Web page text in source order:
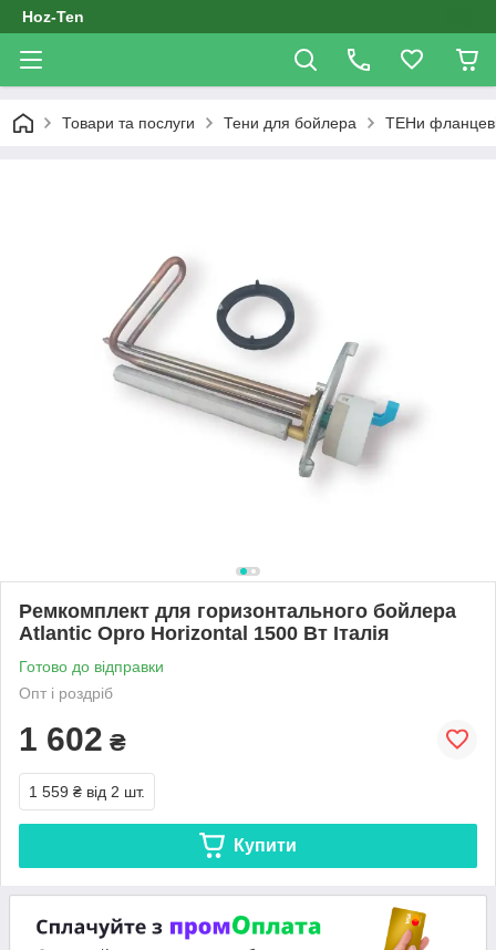
Hoz-Ten
Товари та послуги Тени для бойлера ТЕНи
Ремкомплект для горизонтального бойлера
Atlantic Opro Horizontal 1500 Вт Італія
Готово до відправки
Опт і роздріб
1 602 ₴
1 559 ₴ від 2 шт.
Купити